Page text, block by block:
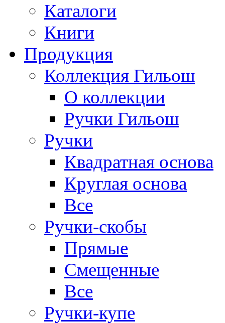
Каталоги
Книги
Продукция
Коллекция Гильош
О коллекции
Ручки Гильош
Ручки
Квадратная основа
Круглая основа
Все
Ручки-скобы
Прямые
Смещенные
Все
Ручки-купе